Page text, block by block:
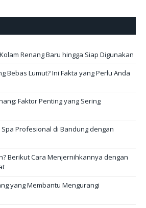
Renang Baru hingga Siap Digunakan
Bebas Lumut? Ini Fakta yang Perlu Anda
Faktor Penting yang Sering
Profesional di Bandung dengan
Berikut Cara Menjernihkannya dengan
yang Membantu Mengurangi